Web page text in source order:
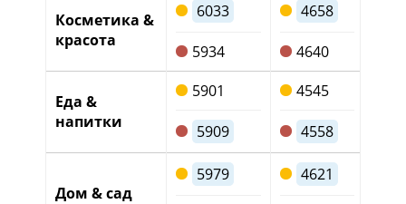
Косметика &
красота
6033
5934
4658
4640
Еда &
напитки
5901
5909
4545
4558
Дом & сад
5979 4621